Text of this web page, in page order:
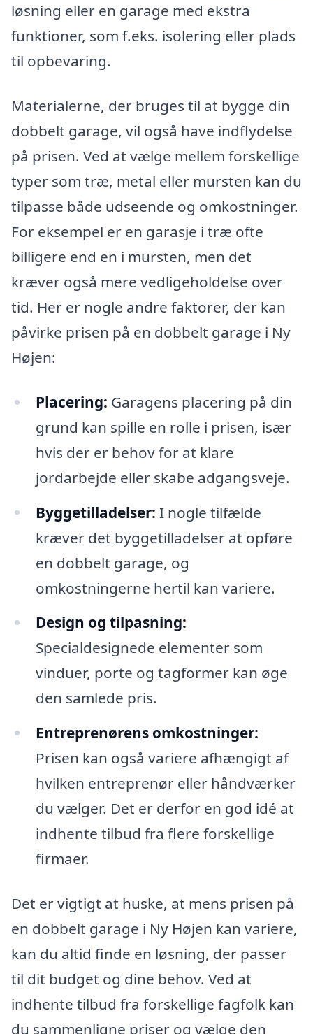
løsning eller en garage med ekstra
funktioner, som f.eks. isolering eller plads
til opbevaring.
Materialerne, der bruges til at bygge din
dobbelt garage, vil også have indflydelse
på prisen. Ved at vælge mellem forskellige
typer som træ, metal eller mursten kan du
tilpasse både udseende og omkostninger.
For eksempel er en garasje i træ ofte
billigere end en i mursten, men det
kræver også mere vedligeholdelse over
tid. Her er nogle andre faktorer, der kan
påvirke prisen på en dobbelt garage i Ny
Højen:
Placering: Garagens placering på din
grund kan spille en rolle i prisen, især
hvis der er behov for at klare
jordarbejde eller skabe adgangsveje.
Byggetilladelser: I nogle tilfælde
kræver det byggetilladelser at opføre
en dobbelt garage, og
omkostningerne hertil kan variere.
Design og tilpasning:
Specialdesignede elementer som
vinduer, porte og tagformer kan øge
den samlede pris.
Entreprenørens omkostninger:
Prisen kan også variere afhængigt af
hvilken entreprenør eller håndværker
du vælger. Det er derfor en god idé at
indhente tilbud fra flere forskellige
firmaer.
Det er vigtigt at huske, at mens prisen på
en dobbelt garage i Ny Højen kan variere,
kan du altid finde en løsning, der passer
til dit budget og dine behov. Ved at
indhente tilbud fra forskellige fagfolk kan
du sammenligne priser og vælge den